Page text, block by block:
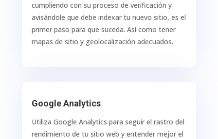
cumpliendo con su proceso de verificación y
avisándole que debe indexar tu nuevo sitio, es el
primer paso para que suceda. Así como tener
mapas de sitio y geolocalización adecuados.
Google Analytics
Utiliza Google Analytics para seguir el rastro del
rendimiento de tu sitio web y entender mejor el